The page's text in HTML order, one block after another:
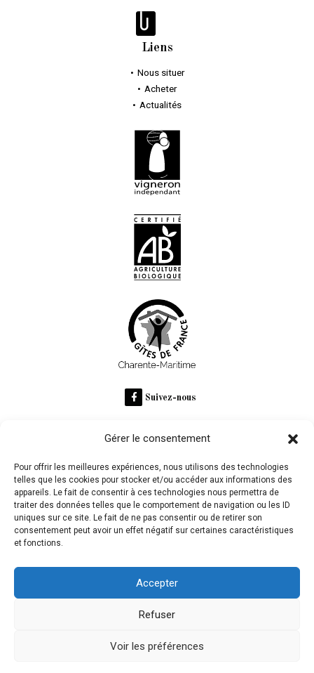
Gérer le consentement
Pour offrir les meilleures expériences, nous utilisons des technologies
telles que les cookies pour stocker et/ou accéder aux informations des
appareils. Le fait de consentir à ces technologies nous permettra de
traiter des données telles que le comportement de navigation ou les ID
uniques sur ce site. Le fait de ne pas consentir ou de retirer son
consentement peut avoir un effet négatif sur certaines caractéristiques
et fonctions.
Accepter
Refuser
Voir les préférences
Liens
Nous situer
Acheter
Actualités
Suivez-nous
Domaine des Claires
L'abus d'alcool est dangereux pour la santé, à consommer
avec modération
olivgraphic.com